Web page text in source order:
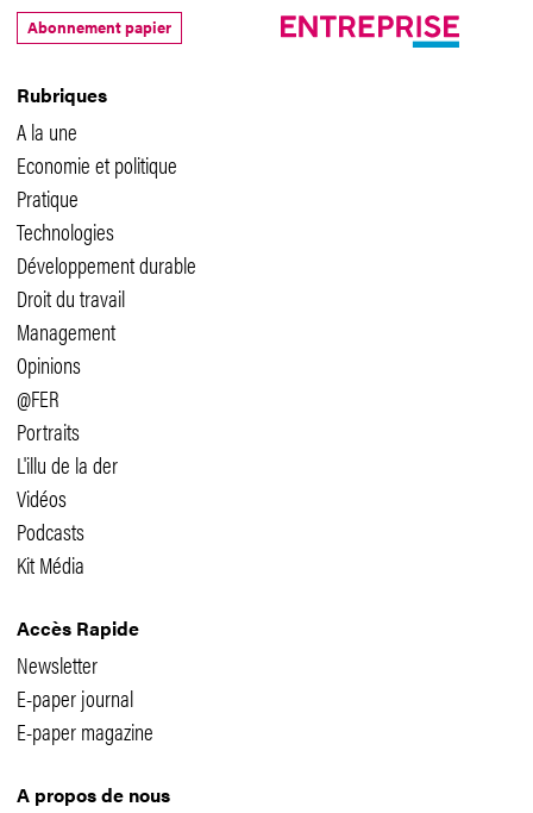
Rubriques
A la une
Economie et politique
Pratique
Technologies
Développement durable
Droit du travail
Management
Opinions
@FER
Portraits
L'illu de la der
Vidéos
Podcasts
Kit Média
Accès Rapide
Newsletter
E-paper journal
E-paper magazine
A propos de nous
Abonnement papier